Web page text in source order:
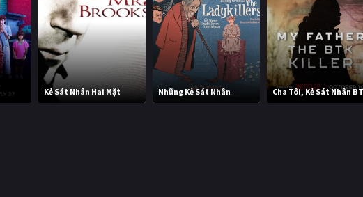
Kẻ Sát Nhân Hai Mặt Những Kẻ Sát Nhân Cha Tôi, Kẻ Sát Nhân